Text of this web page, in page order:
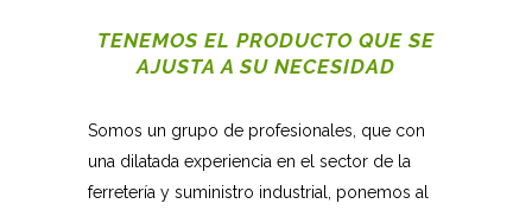
TENEMOS EL PRODUCTO QUE SE
AJUSTA A SU NECESIDAD
Somos un grupo de profesionales, que con
una dilatada experiencia en el sector de la
ferretería y suministro industrial, ponemos al